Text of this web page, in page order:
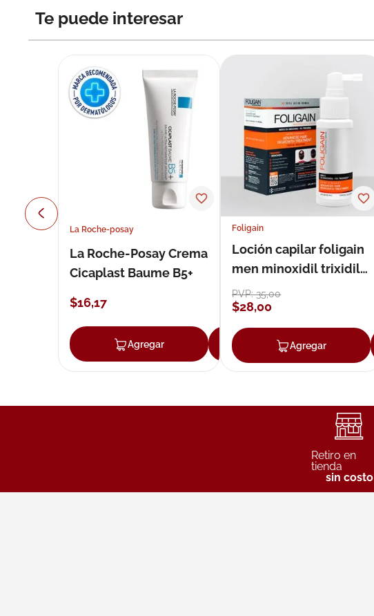
Te puede interesar
La Roche-posay
La Roche-Posay Crema
Cicaplast Baume B5+
$16,17
Agregar Agregar
Foligain
Loción capilar foligain
men minoxidil trixidil
loción 59 ml
PVP:35,00
$28,00
Agregar
Retiro en
tienda
sin costo